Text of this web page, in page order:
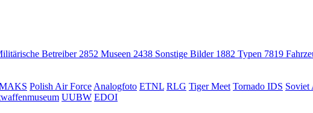
Betreiber 2852 Museen 2438 Sonstige Bilder 1882 Typen 7819
Polish Air Force Analogfoto ETNL RLG Tiger Meet Tornado IDS Soviet
UUBW EDOI